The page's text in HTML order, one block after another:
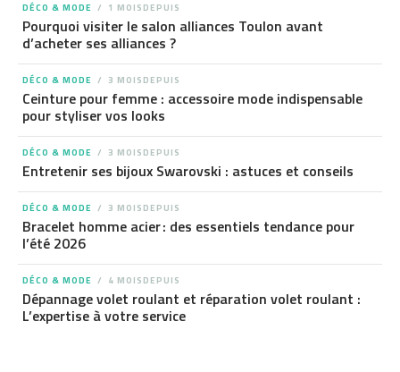
DÉCO & MODE 1 MOISDEPUIS
Pourquoi visiter le salon alliances Toulon avant
d’acheter ses alliances ?
DÉCO & MODE 3 MOISDEPUIS
Ceinture pour femme : accessoire mode indispensable
pour styliser vos looks
DÉCO & MODE 3 MOISDEPUIS
Entretenir ses bijoux Swarovski : astuces et conseils
DÉCO & MODE 3 MOISDEPUIS
Bracelet homme acier : des essentiels tendance pour
l’été 2026
DÉCO & MODE 4 MOISDEPUIS
Dépannage volet roulant et réparation volet roulant :
L’expertise à votre service